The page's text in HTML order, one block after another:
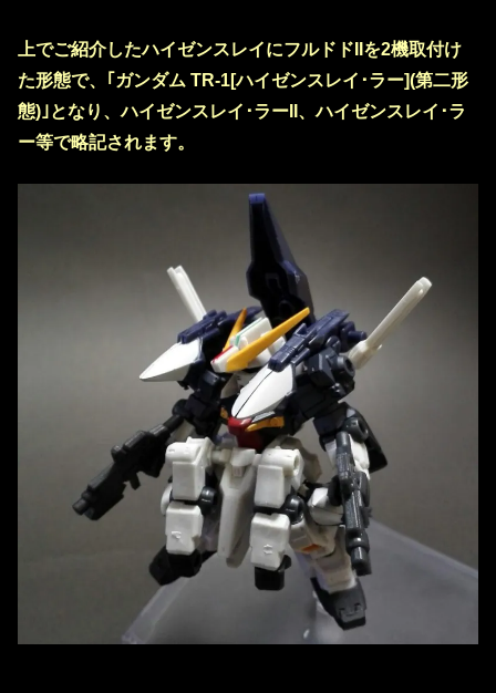
上でご紹介したハイゼンスレイにフルドドIIを2機取付け
た形態で、｢ガンダム TR-1[ハイゼンスレイ･ラー](第二形
態)｣となり、ハイゼンスレイ･ラーII、ハイゼンスレイ･ラ
ー等で略記されます。